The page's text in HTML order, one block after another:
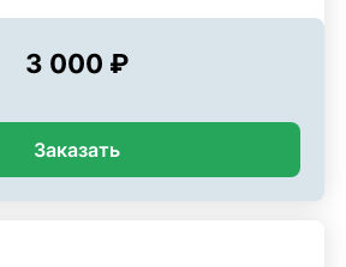
3 000 ₽
Заказать